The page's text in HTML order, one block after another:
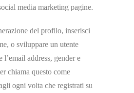
media marketing pagine.
del profilo, inserisci
o sviluppare un utente
l’email address, gender e
chiama questo come
ogni volta che registrati su